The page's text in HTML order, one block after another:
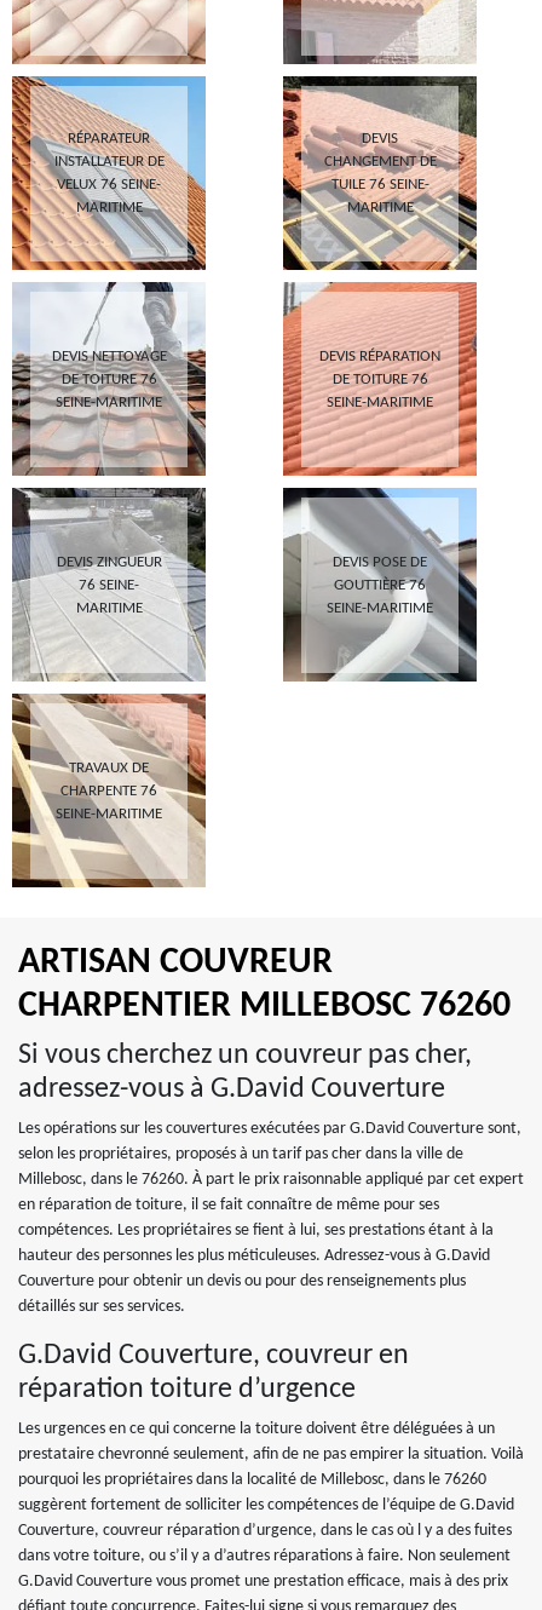
RÉPARATEUR
INSTALLATEUR DE
VELUX 76 SEINE-
MARITIME
DEVIS
CHANGEMENT DE
TUILE 76 SEINE-
MARITIME
DEVIS NETTOYAGE
DE TOITURE 76
SEINE-MARITIME
DEVIS RÉPARATION
DE TOITURE 76
SEINE-MARITIME
DEVIS ZINGUEUR
76 SEINE-
MARITIME
DEVIS POSE DE
GOUTTIÈRE 76
SEINE-MARITIME
TRAVAUX DE
CHARPENTE 76
SEINE-MARITIME
ARTISAN COUVREUR
CHARPENTIER MILLEBOSC 76260
Si vous cherchez un couvreur pas cher,
adressez-vous à G.David Couverture
Les opérations sur les couvertures exécutées par G.David Couverture sont,
selon les propriétaires, proposés à un tarif pas cher dans la ville de
Millebosc, dans le 76260. À part le prix raisonnable appliqué par cet expert
en réparation de toiture, il se fait connaître de même pour ses
compétences. Les propriétaires se fient à lui, ses prestations étant à la
hauteur des personnes les plus méticuleuses. Adressez-vous à G.David
Couverture pour obtenir un devis ou pour des renseignements plus
détaillés sur ses services.
G.David Couverture, couvreur en
réparation toiture d’urgence
Les urgences en ce qui concerne la toiture doivent être déléguées à un
prestataire chevronné seulement, afin de ne pas empirer la situation. Voilà
pourquoi les propriétaires dans la localité de Millebosc, dans le 76260
suggèrent fortement de solliciter les compétences de l’équipe de G.David
Couverture, couvreur réparation d’urgence, dans le cas où l y a des fuites
dans votre toiture, ou s’il y a d’autres réparations à faire. Non seulement
G.David Couverture vous promet une prestation efficace, mais à des prix